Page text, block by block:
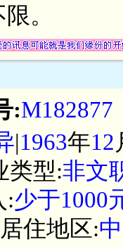
。
:M182877
|1963年12
类型:非文
:少于1000
住地区: